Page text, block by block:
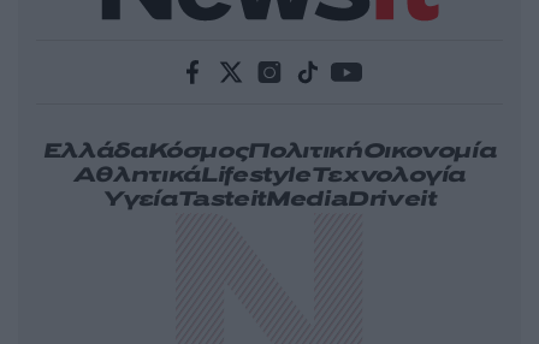
ΕλλάδαΚόσμοςΠολιτικήΟικονομία
ΑθλητικάLifestyleΤεχνολογία
ΥγείαTasteitMediaDriveit